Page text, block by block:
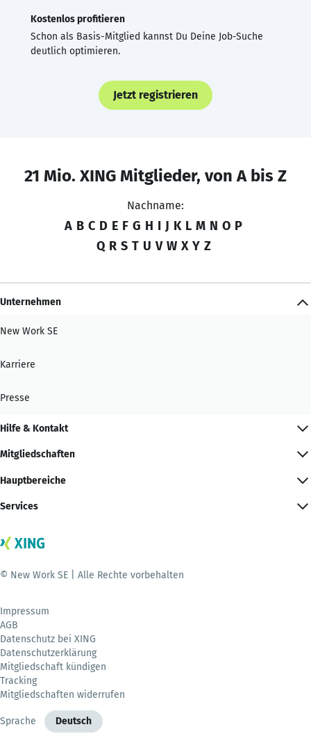
Kostenlos profitieren
Schon als Basis-Mitglied kannst Du Deine Job-Suche
deutlich optimieren.
Jetzt registrieren
21 Mio. XING Mitglieder, von A bis Z
Nachname:
A B C D E F G H I J K L M N O P
Q R S T U V W X Y Z
Unternehmen
New Work SE
Karriere
Presse
Hilfe & Kontakt
Mitgliedschaften
Hauptbereiche
Services
© New Work SE | Alle Rechte vorbehalten
Impressum
AGB
Datenschutz bei XING
Datenschutzerklärung
Mitgliedschaft kündigen
Tracking
Mitgliedschaften widerrufen
Sprache Deutsch